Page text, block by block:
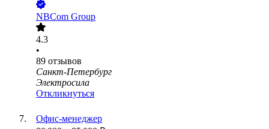
NBCom Group
4.3
•
89 отзывов
Санкт-Петербург
Электросила
Откликнуться
Офис-менеджер